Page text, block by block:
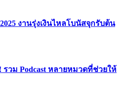
งานรุ่งเงินไหลโบนัสจุกรับต้น
รวม Podcast หลายหมวดที่ช่วยให้